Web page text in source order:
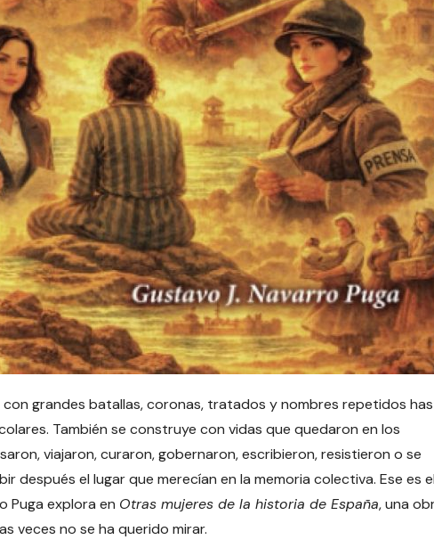
grandes batallas, coronas, tratados y nombres repetidos
También se construye con vidas que quedaron en los
viajaron, curaron, gobernaron, escribieron, resistieron o se
después el lugar que merecían en la memoria colectiva. Ese es el
Puga explora en Otras mujeres de la historia de España, una
veces no se ha querido mirar.